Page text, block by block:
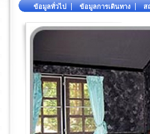
ข้อมูลทั่วไป ข้อมูลการเดินทาง ส